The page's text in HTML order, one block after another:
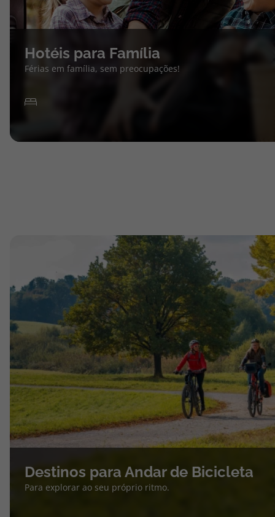
Hotéis para Família
Férias em família, sem preocupações!
Destinos para Andar de Bicicleta
Para explorar ao seu próprio ritmo.